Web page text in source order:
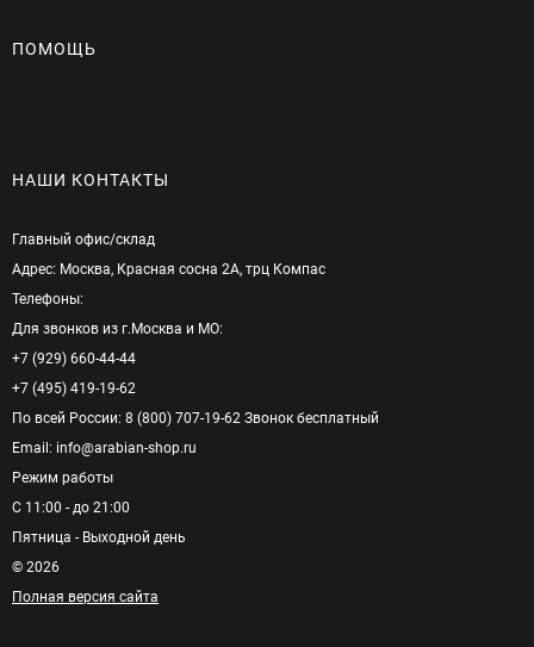
ПОМОЩЬ
НАШИ КОНТАКТЫ
Главный офис/cклад
Адрес: Москва, Красная сосна 2А, трц Компас
Телефоны:
Для звонков из г.Москва и МО:
+7 (929) 660-44-44
+7 (495) 419-19-62
По всей России: 8 (800) 707-19-62 Звонок бесплатный
Email: info@arabian-shop.ru
Режим pаботы
С 11:00 - до 21:00
Пятница - Выходной день
© 2026
Полная версия сайта